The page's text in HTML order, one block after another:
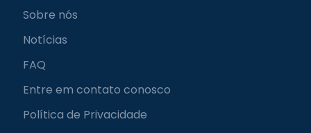
Sobre nós
Notícias
FAQ
Entre em contato conosco
Política de Privacidade